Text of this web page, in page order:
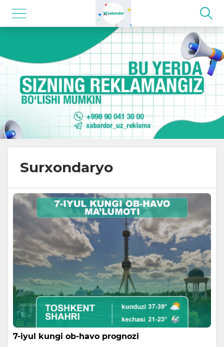
Surxondaryo
7-iyul kungi ob-havo prognozi